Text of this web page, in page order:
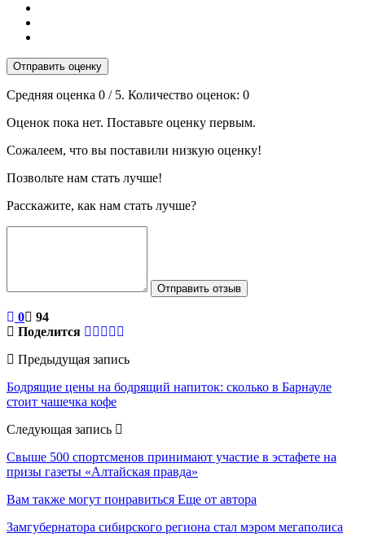
Отправить оценку
Средняя оценка 0 / 5. Количество оценок: 0
Оценок пока нет. Поставьте оценку первым.
Сожалеем, что вы поставили низкую оценку!
Позвольте нам стать лучше!
Расскажите, как нам стать лучше?
Отправить отзыв
0
94
Поделится
Предыдущая запись
Бодрящие цены на бодрящий напиток: сколько в Барнауле
стоит чашечка кофе
Следующая запись
Свыше 500 спортсменов принимают участие в эстафете на
призы газеты «Алтайская правда»
Вам также могут понравиться Еще от автора
Замгубернатора сибирского региона стал мэром мегаполиса